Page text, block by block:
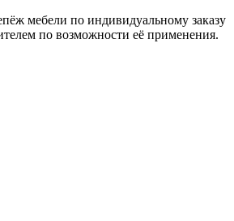
мебели по индивидуальному заказу
по возможности её применения.